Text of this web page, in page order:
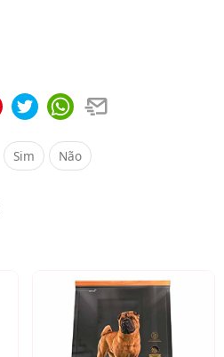
Sim Não